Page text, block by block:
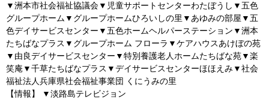
▼洲本市社会福祉協議会▼児童サポートセンターわたぼうし▼五色
グループホーム▼グループホームひろいしの里▼あゆみの部屋▼五
色デイサービスセンター▼五色ホームヘルパーステーション▼洲本
たちばなプラス▼グループホーム フローラ▼ケアハウスあけぼの苑
▼由良デイサービスセンター▼特別養護老人ホームたちばな苑▼楽
笑庵▼千草たちばなプラス▼デイサービスセンターほほえみ▼社会
福祉法人兵庫県社会福祉事業団 くにうみの里
【情報】 ▼淡路島テレビジョン